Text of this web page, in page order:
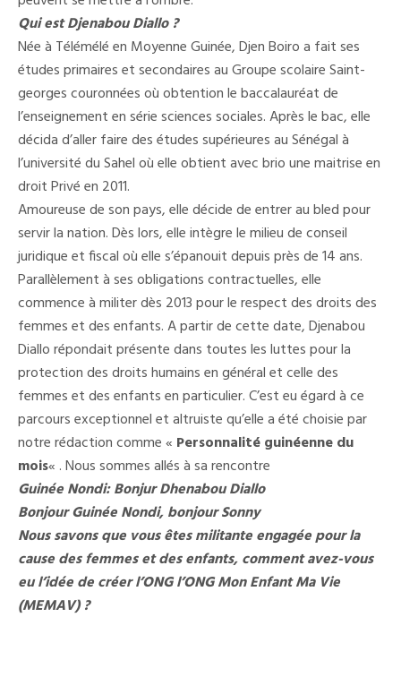
Qui est Djenabou Diallo ?
Née à Télémélé en Moyenne Guinée, Djen Boiro a fait ses
études primaires et secondaires au Groupe scolaire Saint-
georges couronnées où obtention le baccalauréat de
l’enseignement en série sciences sociales. Après le bac, elle
décida d’aller faire des études supérieures au Sénégal à
l’université du Sahel où elle obtient avec brio une maitrise en
droit Privé en 2011.
Amoureuse de son pays, elle décide de entrer au bled pour
servir la nation. Dès lors, elle intègre le milieu de conseil
juridique et fiscal où elle s’épanouit depuis près de 14 ans.
Parallèlement à ses obligations contractuelles, elle
commence à militer dès 2013 pour le respect des droits des
femmes et des enfants. A partir de cette date, Djenabou
Diallo répondait présente dans toutes les luttes pour la
protection des droits humains en général et celle des
femmes et des enfants en particulier. C’est eu égard à ce
parcours exceptionnel et altruiste qu’elle a été choisie par
notre rédaction comme « Personnalité guinéenne du
mois« . Nous sommes allés à sa rencontre
Guinée Nondi: Bonjur Dhenabou Diallo
Bonjour Guinée Nondi, bonjour Sonny
Nous savons que vous êtes militante engagée pour la
cause des femmes et des enfants, comment avez-vous
eu l’idée de créer l’ONG l’ONG Mon Enfant Ma Vie
(MEMAV) ?